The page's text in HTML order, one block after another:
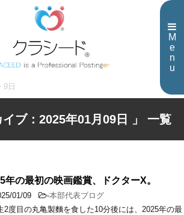
M
e
n
u
9日
イブ：2025年01月09日 」 一覧
年の最初の映画鑑賞、ドクターX。
01/09 -本部代表ブログ
2度目の丸亀製麵を食した10分後には、2025年の最